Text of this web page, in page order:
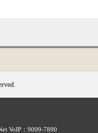
VoIP：9009-7890